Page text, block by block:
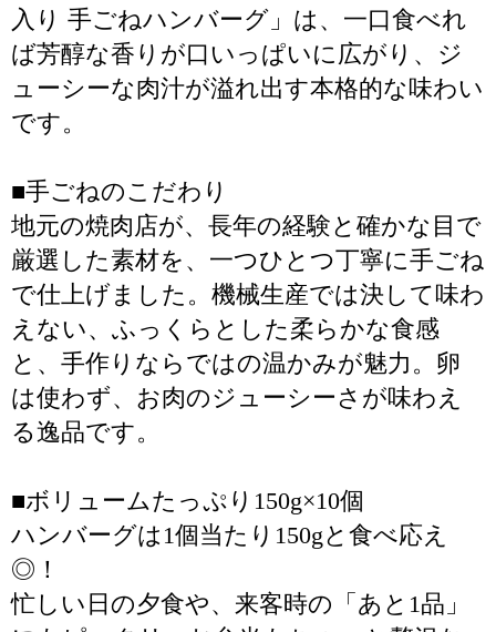
入り 手ごねハンバーグ」は、一口食べれ
ば芳醇な香りが口いっぱいに広がり、ジ
ューシーな肉汁が溢れ出す本格的な味わい
です。
■手ごねのこだわり
地元の焼肉店が、長年の経験と確かな目で
厳選した素材を、一つひとつ丁寧に手ごね
で仕上げました。機械生産では決して味わ
えない、ふっくらとした柔らかな食感
と、手作りならではの温かみが魅力。卵
は使わず、お肉のジューシーさが味わえ
る逸品です。
■ボリュームたっぷり150g×10個
ハンバーグは1個当たり150gと食べ応え
◎！
忙しい日の夕食や、来客時の「あと1品」